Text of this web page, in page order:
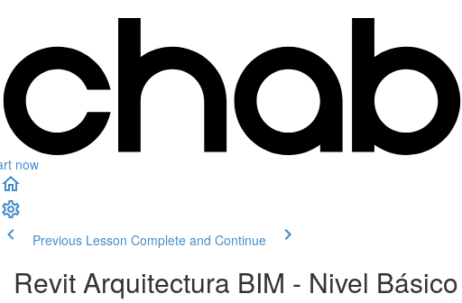
now
Previous Lesson Complete and Continue
Revit Arquitectura BIM - Nivel Básico